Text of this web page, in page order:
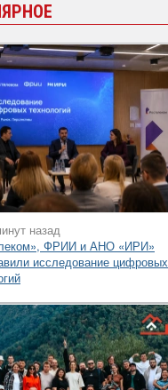
назад
ФРИИ и АНО «ИРИ»
исследование цифровых